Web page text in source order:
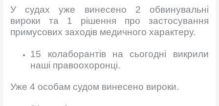
У судах уже винесено 2 обвинувальні
вироки та 1 рішення про застосування
примусових заходів медичного характеру.
15 колаборантів на сьогодні викрили
наші правоохоронці.
Уже 4 особам судом винесено вироки.